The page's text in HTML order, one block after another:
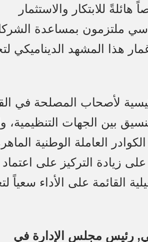
للابتكار والاستثمار
سي ملتزمون بمساعدة
هذا المشهد الديناميكي
لأصحاب المصلحة في
بين الجهات التنظيمية،
العاملة الوطنية
زيادة التركيز على اعتماد
القائمة على الأداء سعياً
رئيس مجلس الإدارة في